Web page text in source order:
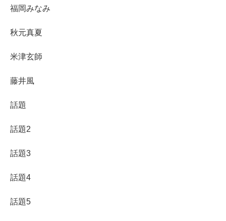
福岡みなみ
秋元真夏
米津玄師
藤井風
話題
話題2
話題3
話題4
話題5